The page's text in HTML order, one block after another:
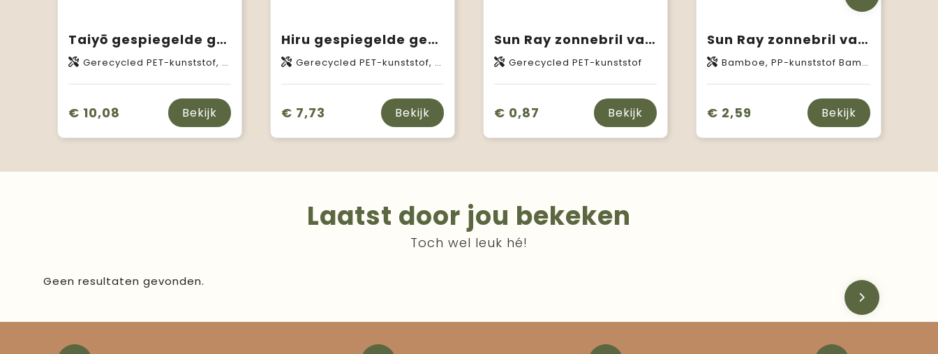
Taiyō gespiegelde gepolariseerde zonnebril van rPET/bamboe in geschenkverpakking
Gerecycled PET-kunststof, Bamboe
€ 10,08 Bekijk
Hiru gespiegelde gepolariseerde zonnebril van rPET/hout in geschenkverpakking
Gerecycled PET-kunststof, Hout
€ 7,73 Bekijk
Sun Ray zonnebril van rPET
Gerecycled PET-kunststof
€ 0,87 Bekijk
Sun Ray zonnebril van bamboe
Bamboe, PP-kunststof Bamboevezel
€ 2,59 Bekijk
Laatst door jou bekeken
Toch wel leuk hé!
Geen resultaten gevonden.